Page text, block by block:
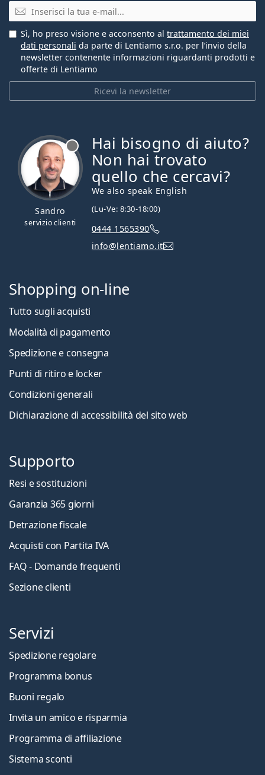
E-mail
Ricevi la newsletter
Sì, ho preso visione e acconsento al trattamento dei miei
dati personali da parte di Lentiamo s.r.o. per l’invio della
newsletter contenente informazioni riguardanti prodotti e
offerte di Lentiamo
Sandro
servizio clienti
Hai bisogno di aiuto?
Non hai trovato
quello che cercavi?
We also speak English
(Lu-Ve: 8:30-18:00)
0444 1565390
info@lentiamo.it
Shopping on-line
Tutto sugli acquisti
Modalità di pagamento
Spedizione e consegna
Punti di ritiro e locker
Condizioni generali
Dichiarazione di accessibilità del sito web
Supporto
Resi e sostituzioni
Garanzia 365 giorni
Detrazione fiscale
Acquisti con Partita IVA
FAQ - Domande frequenti
Sezione clienti
Servizi
Spedizione regolare
Programma bonus
Buoni regalo
Invita un amico e risparmia
Programma di affiliazione
Sistema sconti